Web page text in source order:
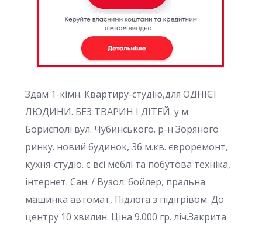
Здам 1-кiмн. Квартиру-студію,для ОДНІЄЇ
ЛЮДИНИ. БЕЗ ТВАРИН І ДІТЕЙ. у м
Борисполі вул. Чубинського. р-н Зоряного
ринку. новий будинок, 36 м.кв. євроремонт,
кухня-студіо. є всі меблі та побутова техніка,
інтернет. Сан. / Вузол: бойлер, пральна
машинка автомат, Підлога з підігрівом. До
центру 10 хвилин. Ціна 9.000 гр. ліч.Закрита